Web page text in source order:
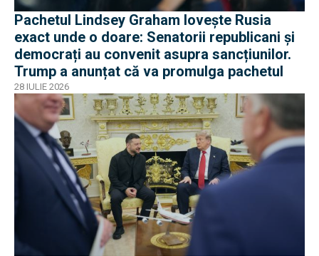
Pachetul Lindsey Graham lovește Rusia
exact unde o doare: Senatorii republicani și
democrați au convenit asupra sancțiunilor.
Trump a anunțat că va promulga pachetul
28 IULIE 2026